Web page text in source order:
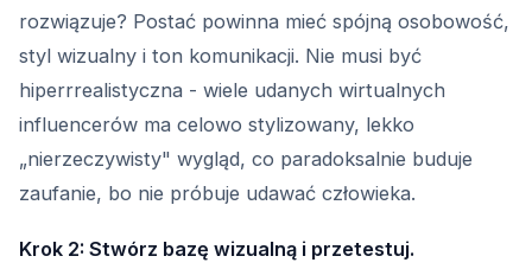
rozwiązuje? Postać powinna mieć spójną osobowość,
styl wizualny i ton komunikacji. Nie musi być
hiperrrealistyczna - wiele udanych wirtualnych
influencerów ma celowo stylizowany, lekko
„nierzeczywisty" wygląd, co paradoksalnie buduje
zaufanie, bo nie próbuje udawać człowieka.
Krok 2: Stwórz bazę wizualną i przetestuj.